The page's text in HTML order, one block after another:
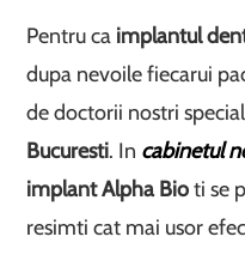
Pentru ca implantul
dupa nevoile fiecarui
de doctorii nostri
Bucuresti. In cabinetul
implant Alpha Bioti se
resimti cat mai usor